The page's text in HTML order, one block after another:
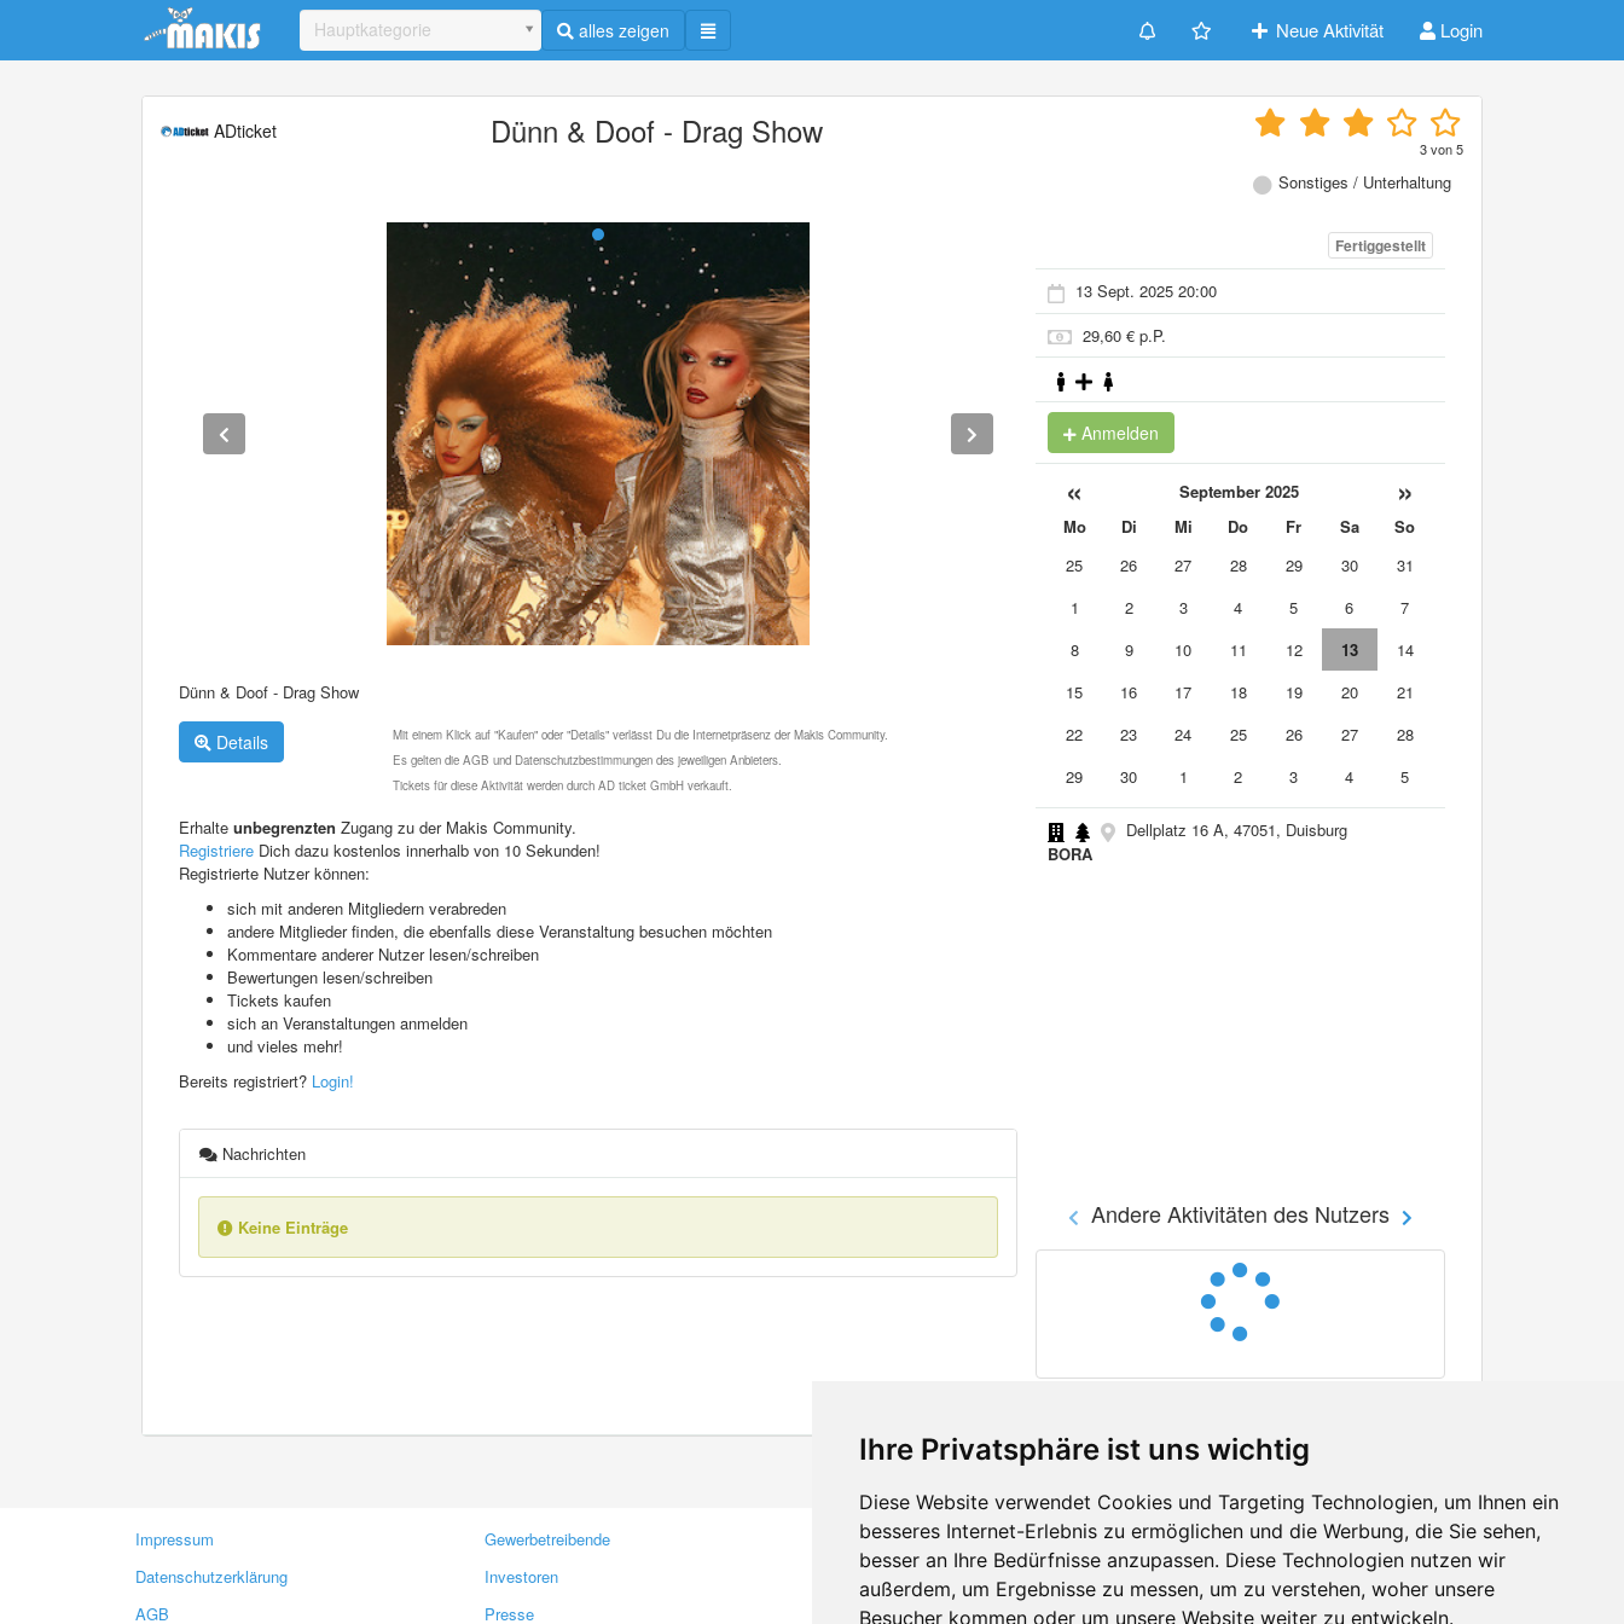
Ihre Privatsphäre ist uns wichtig
Diese Website verwendet Cookies und Targeting Technologien, um Ihnen ein
besseres Internet-Erlebnis zu ermöglichen und die Werbung, die Sie sehen,
besser an Ihre Bedürfnisse anzupassen. Diese Technologien nutzen wir
außerdem, um Ergebnisse zu messen, um zu verstehen, woher unsere
Besucher kommen oder um unsere Website weiter zu entwickeln.
Update cookies preferences
Hauptkategorie alles zeigen Neue Aktivität Login
ADticket Dünn & Doof - Drag Show 3von5
Sonstiges / Unterhaltung
Dünn & Doof - Drag Show
Details
Mit einem Klick auf "Kaufen" oder "Details" verlässt Du die Internetpräsenz der Makis Community.
Es gelten die AGB und Datenschutzbestimmungen des jeweiligen Anbieters.
Tickets für diese Aktivität werden durch AD ticket GmbH verkauft.
Erhalte unbegrenzten Zugang zu der Makis Community.
Registriere Dich dazu kostenlos innerhalb von 10 Sekunden!
Registrierte Nutzer können:
sich mit anderen Mitgliedern verabreden
andere Mitglieder finden, die ebenfalls diese Veranstaltung besuchen möchten
Kommentare anderer Nutzer lesen/schreiben
Bewertungen lesen/schreiben
Tickets kaufen
sich an Veranstaltungen anmelden
und vieles mehr!
Bereits registriert? Login!
Nachrichten
Keine Einträge
Fertiggestellt
13 Sept. 2025 20:00
29,60 € p.P.
Anmelden
« September 2025 »
Mo Di Mi Do Fr Sa
So
25
26 27 28 29 30
31
1
2 3 4 5 6
7
8
9 10 11 12 13
14
15
16 17 18 19 20
21
22
23 24 25 26 27
28
29
30 1 2 3 4 5
Dellplatz 16 A, 47051, Duisburg
BORA
Andere Aktivitäten des Nutzers
Impressum
Datenschutzerklärung
AGB
Gewerbetreibende
Investoren
Presse
Kontakt
Feedback
Fehler melden
Facebook
Twitter
YouTube